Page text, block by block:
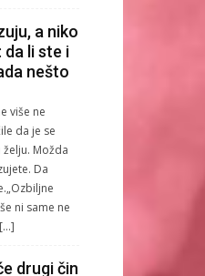
a niko
li ste i
nešto
više ne
da je se
Možda
Da
ni same ne
drugi čin